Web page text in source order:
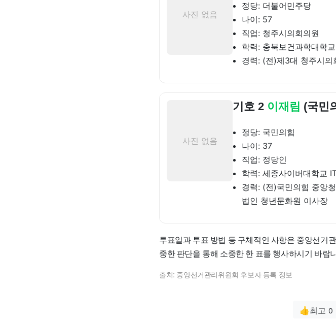
사진 없음
정당: 더불어민주당
나이: 57
직업: 청주시의회의원
학력: 충북보건과학대학
경력: (전)제3대 청주시
사진 없음
기호 2 이재림 (국민
정당: 국민의힘
나이: 37
직업: 정당인
학력: 세종사이버대학교
경력: (전)국민의힘 중앙
법인 청년문화원 이사장
투표일과 투표 방법 등 구체적인 사항은 중앙선거
중한 판단을 통해 소중한 한 표를 행사하시기 바랍
출처: 중앙선거관리위원회 후보자 등록 정보
👍최고 0